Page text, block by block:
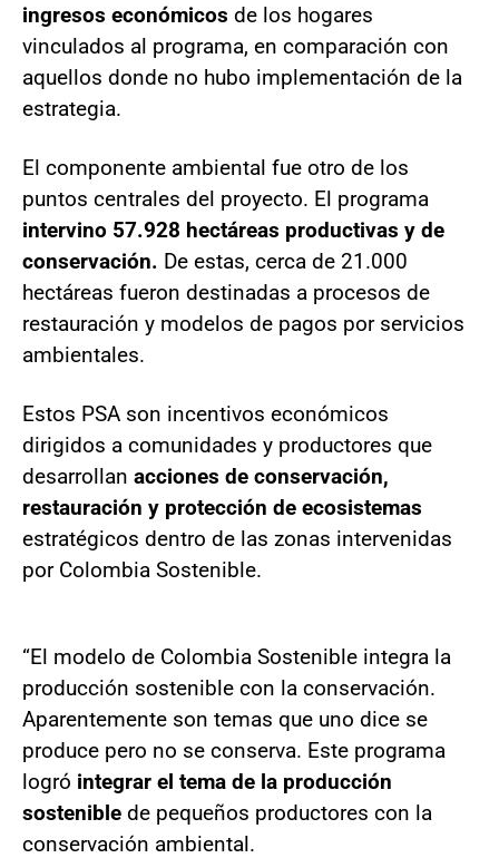
ingresos económicos de los hogares
vinculados al programa, en comparación con
aquellos donde no hubo implementación de la
estrategia.
El componente ambiental fue otro de los
puntos centrales del proyecto. El programa
intervino 57.928 hectáreas productivas y de
conservación. De estas, cerca de 21.000
hectáreas fueron destinadas a procesos de
restauración y modelos de pagos por servicios
ambientales.
Estos PSA son incentivos económicos
dirigidos a comunidades y productores que
desarrollan acciones de conservación,
restauración y protección de ecosistemas
estratégicos dentro de las zonas intervenidas
por Colombia Sostenible.
“El modelo de Colombia Sostenible integra la
producción sostenible con la conservación.
Aparentemente son temas que uno dice se
produce pero no se conserva. Este programa
logró integrar el tema de la producción
sostenible de pequeños productores con la
conservación ambiental.